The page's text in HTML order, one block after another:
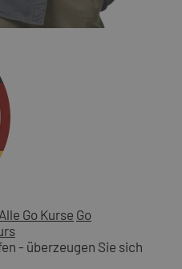
Alle Go Kurse Go
- überzeugen Sie sich